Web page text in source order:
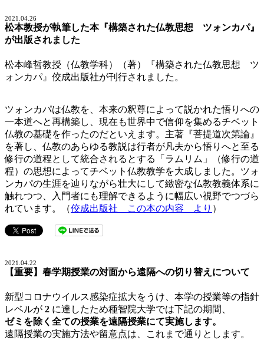
2021.04.26
松本教授が執筆した本『構築された仏教思想 ツォンカパ』
が出版されました
松本峰哲教授（仏教学科）（著）『構築された仏教思想 ツ
ォンカパ』佼成出版社が刊行されました。
ツォンカパは仏教を、本来の釈尊によって説かれた悟りへの
一本道へと再構築し、現在も世界中で信仰を集めるチベット
仏教の基礎を作ったのだといえます。主著『菩提道次第論』
を著し、仏教のあらゆる教説は行者が凡夫から悟りへと至る
修行の道程として統合されるとする「ラムリム」（修行の道
程）の思想によってチベット仏教教学を大成しました。ツォ
ンカパの生涯を辿りながら壮大にして緻密な仏教教義体系に
触れつつ、入門者にも理解できるように幅広い視野でつづら
れています。（佼成出版社 この本の内容 より ）
2021.04.22
【重要】春学期授業の対面から遠隔への切り替えについて
新型コロナウイルス感染症拡大をうけ、本学の授業等の指針
レベルが 2 に達したため種智院大学では下記の期間、
ゼミを除く全ての授業を遠隔授業にて実施します。
遠隔授業の実施方法や留意点は、これまで通りとします。